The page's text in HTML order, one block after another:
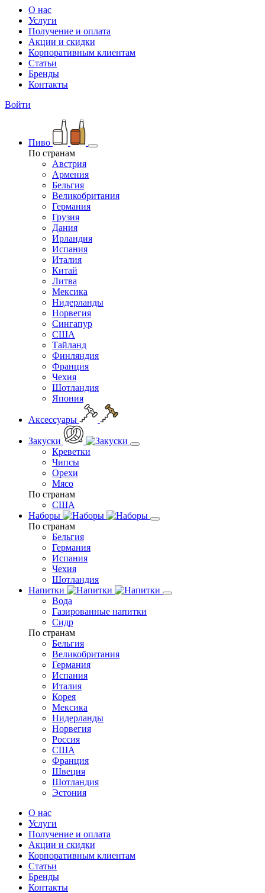
О нас
Услуги
Получение и оплата
Акции и скидки
Корпоративным клиентам
Статьи
Бренды
Контакты
Войти
Пиво
По странам
Австрия
Армения
Бельгия
Великобритания
Германия
Грузия
Дания
Ирландия
Испания
Италия
Китай
Литва
Мексика
Нидерланды
Норвегия
Сингапур
США
Тайланд
Финляндия
Франция
Чехия
Шотландия
Япония
Аксессуары
Закуски
Креветки
Чипсы
Орехи
Мясо
По странам
США
Наборы
По странам
Бельгия
Германия
Испания
Чехия
Шотландия
Напитки
Вода
Газированные напитки
Сидр
По странам
Бельгия
Великобритания
Германия
Испания
Италия
Корея
Мексика
Нидерланды
Норвегия
Россия
США
Франция
Швеция
Шотландия
Эстония
О нас
Услуги
Получение и оплата
Акции и скидки
Корпоративным клиентам
Статьи
Бренды
Контакты